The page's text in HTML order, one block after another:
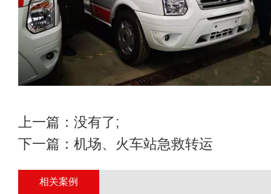
上一篇：没有了;
下一篇： 机场、火车站急救转运
相关案例